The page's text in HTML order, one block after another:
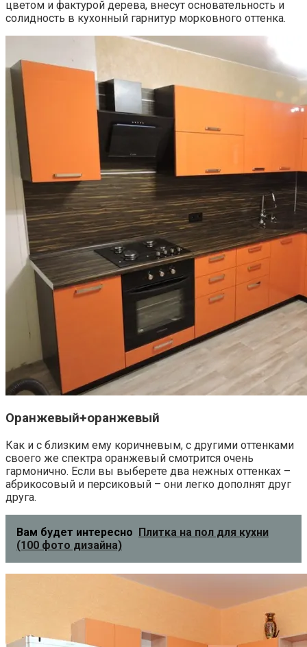
цветом и фактурой дерева, внесут основательность и
солидность в кухонный гарнитур морковного оттенка.
Оранжевый+оранжевый
Как и с близким ему коричневым, с другими оттенками
своего же спектра оранжевый смотрится очень
гармонично. Если вы выберете два нежных оттенках –
абрикосовый и персиковый – они легко дополнят друг
друга.
Вам будет интересно
Плитка на пол для кухни
(100 фото дизайна)